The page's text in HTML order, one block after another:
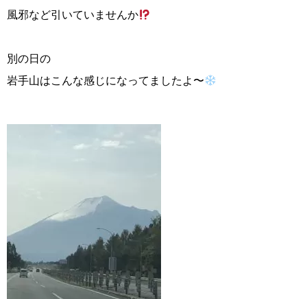
風邪など引いていませんか
別の日の
岩手山はこんな感じになってましたよ〜